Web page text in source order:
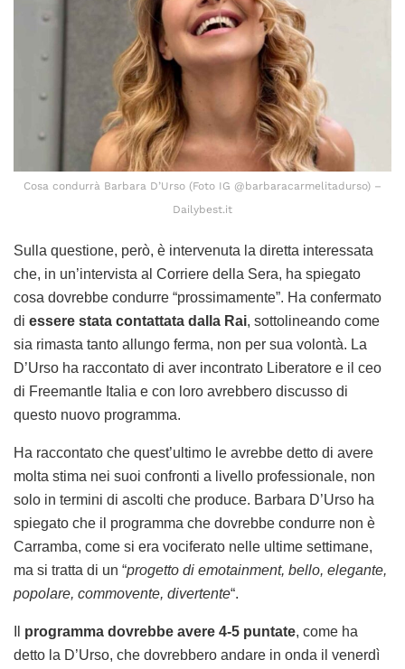
Cosa condurrà Barbara D’Urso (Foto IG @barbaracarmelitadurso) –
Dailybest.it
Sulla questione, però, è intervenuta la diretta interessata
che, in un’intervista al Corriere della Sera, ha spiegato
cosa dovrebbe condurre “prossimamente”. Ha confermato
di essere stata contattata dalla Rai, sottolineando come
sia rimasta tanto allungo ferma, non per sua volontà. La
D’Urso ha raccontato di aver incontrato Liberatore e il ceo
di Freemantle Italia e con loro avrebbero discusso di
questo nuovo programma.
Ha raccontato che quest’ultimo le avrebbe detto di avere
molta stima nei suoi confronti a livello professionale, non
solo in termini di ascolti che produce. Barbara D’Urso ha
spiegato che il programma che dovrebbe condurre non è
Carramba, come si era vociferato nelle ultime settimane,
ma si tratta di un “progetto di emotainment, bello, elegante,
popolare, commovente, divertente“.
programma dovrebbe avere 4-5 puntate, come ha
detto la D’Urso, che dovrebbero andare in onda il venerdì